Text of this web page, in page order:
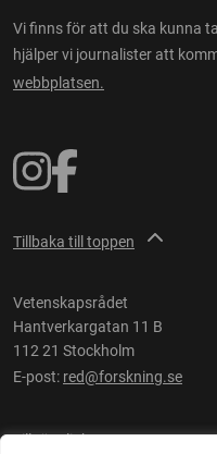
Vi finns för att du ska kunna
hjälper vi journalister att
webbplatsen.
Tillbaka till toppen
Vetenskapsrådet
Hantverkargatan 11 B
112 21 Stockholm
E-post: red@forskning.se
Tillgänglighet